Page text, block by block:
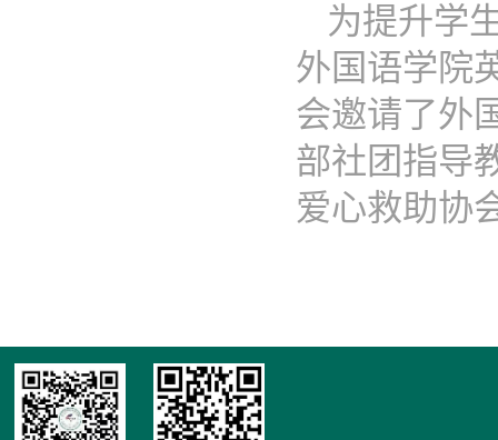
为提升学
外国语学院
会邀请了外
部社团指导
爱心救助协